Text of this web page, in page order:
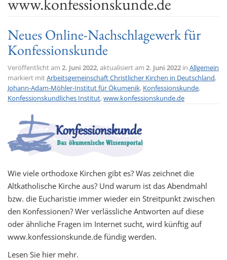
Neues Online-Nachschlagewerk für
Konfessionskunde
Veröffentlicht am 2. Juni 2022, aktualisiert am 2. Juni 2022 in Allgemein
markiert mitArbeitsgemeinschaft Christlicher Kirchen in Deutschland,
Johann-Adam-Möhler-Institut für Ökumenik, Konfessionskunde,
Konfessionskundliches Institut,www.konfessionskunde.de
Wie viele orthodoxe Kirchen gibt es? Was zeichnet die
Altkatholische Kirche aus? Und warum ist das Abendmahl
bzw. die Eucharistie immer wieder ein Streitpunkt zwischen
den Konfessionen? Wer verlässliche Antworten auf diese
oder ähnliche Fragen im Internet sucht, wird künftig auf
www.konfessionskunde.de fündig werden.
Lesen Sie hier mehr.